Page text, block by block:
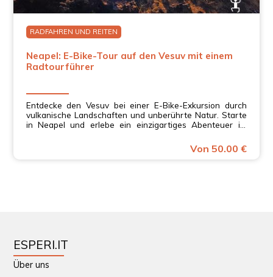
RADFAHREN UND REITEN
Neapel: E-Bike-Tour auf den Vesuv mit einem
Radtourführer
Entdecke den Vesuv bei einer E-Bike-Exkursion durch
vulkanische Landschaften und unberührte Natur. Starte
in Neapel und erlebe ein einzigartiges Abenteuer im
Von 50.00 €
ESPERI.IT
Über uns